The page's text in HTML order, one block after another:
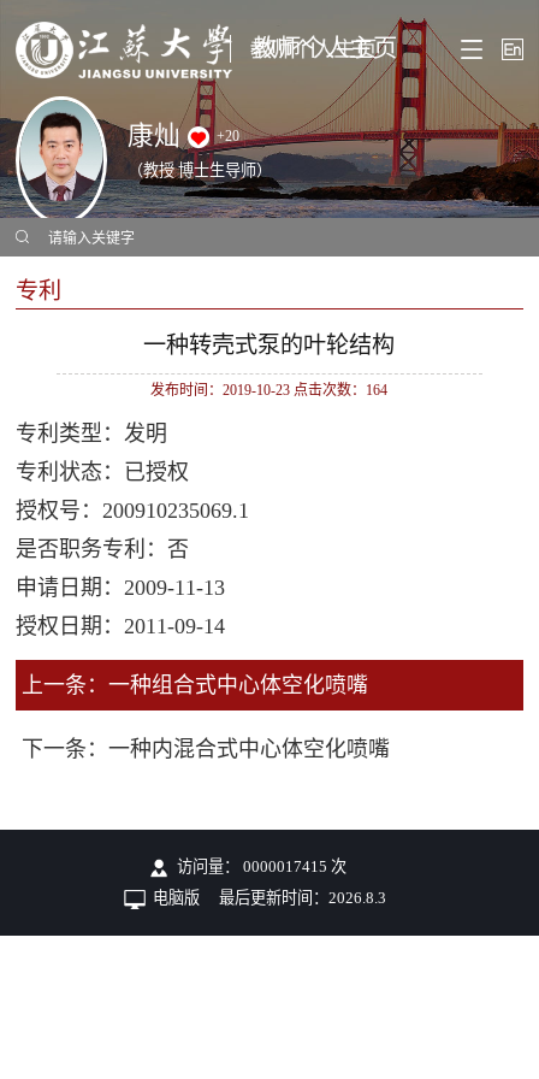
教师个人主页
康灿 +20
（教授 博士生导师）
专利
一种转壳式泵的叶轮结构
发布时间：2019-10-23 点击次数： 164
专利类型：发明
专利状态：已授权
授权号：200910235069.1
是否职务专利：否
申请日期：2009-11-13
授权日期：2011-09-14
上一条：一种组合式中心体空化喷嘴
下一条：一种内混合式中心体空化喷嘴
访问量： 0000017415 次
电脑版
最后更新时间：2026 .8 .3